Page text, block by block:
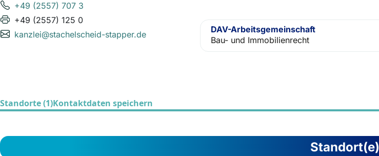
+49 (2557) 707 3
+49 (2557) 125 0
kanzlei@stachelscheid-stapper.de
DAV-Arbeitsgemeinschaft
Bau- und Immobilienrecht
Standorte (1)Kontaktdaten speichern
Standort(e)